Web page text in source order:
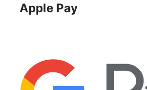
Apple Pay